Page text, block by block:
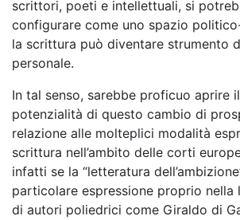
scrittori, poeti e intellettuali, si
configurare come uno spazio
la scrittura può diventare strumento
personale.
In tal senso, sarebbe proficuo aprire
potenzialità di questo cambio di
relazione alle molteplici modalità
scrittura nell’ambito delle corti
infatti se la “letteratura
particolare espressione proprio
di autori poliedrici come Giraldo di